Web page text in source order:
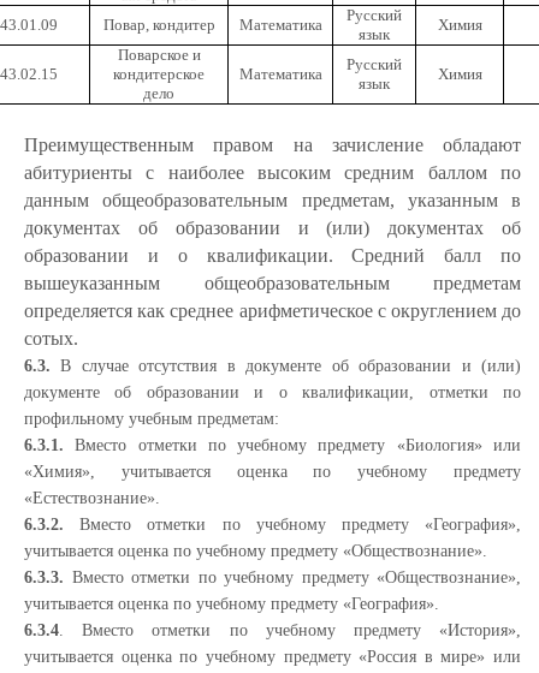
43.01.09 Повар, кондитер Математика
Русский
язык
Химия
43.02.15
Поварское и
кондитерское
дело
Математика
Русский
язык
Химия
Преимущественным правом на зачисление обладают
абитуриенты с наиболее высоким средним баллом по
данным общеобразовательным предметам, указанным в
документах об образовании и (или) документах об
образовании и о квалификации. Средний балл по
вышеуказанным общеобразовательным предметам
определяется как среднее арифметическое с округлением до
сотых.
6.3. В случае отсутствия в документе об образовании и (или)
документе об образовании и о квалификации, отметки по
профильному учебным предметам:
6.3.1. Вместо отметки по учебному предмету «Биология» или
«Химия», учитывается оценка по учебному предмету
«Естествознание».
6.3.2. Вместо отметки по учебному предмету «География»,
учитывается оценка по учебному предмету «Обществознание».
6.3.3. Вместо отметки по учебному предмету «Обществознание»,
учитывается оценка по учебному предмету «География».
6.3.4. Вместо отметки по учебному предмету «История»,
учитывается оценка по учебному предмету «Россия в мире» или